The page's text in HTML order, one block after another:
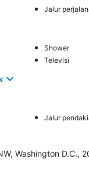
Shower
Televisi
Jalur
Washington D.C.,